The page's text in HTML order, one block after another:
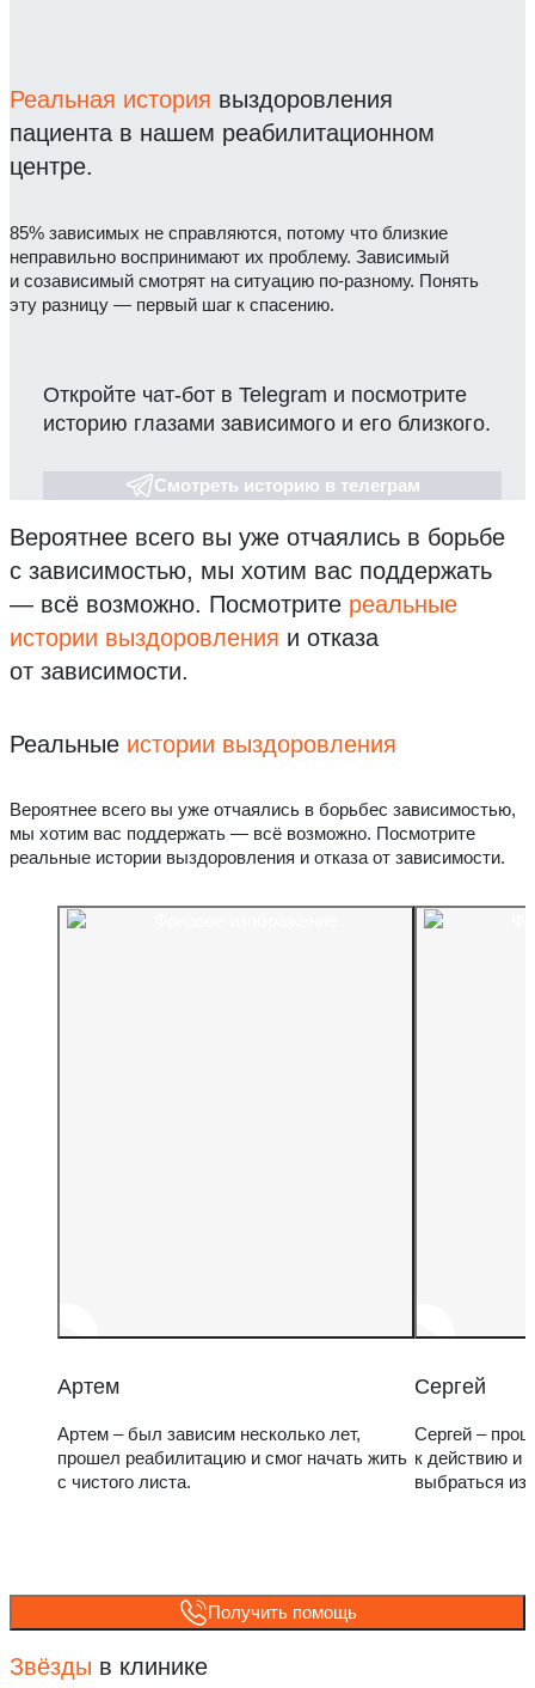
Реальная история выздоровления
пациента в нашем реабилитационном
центре.
85% зависимых не справляются, потому что близкие
неправильно воспринимают их проблему. Зависимый
и созависимый смотрят на ситуацию по-разному. Понять
эту разницу — первый шаг к спасению.
Откройте чат-бот в Telegram и посмотрите
историю глазами зависимого и его близкого.
Смотреть историю в телеграм
Вероятнее всего вы уже отчаялись в борьбе
с зависимостью, мы хотим вас поддержать
— всё возможно. Посмотрите реальные
истории выздоровления и отказа
от зависимости.
Реальные истории выздоровления
Вероятнее всего вы уже отчаялись в борьбес зависимостью,
мы хотим вас поддержать — всё возможно. Посмотрите
реальные истории выздоровления и отказа от зависимости.
Артем
Артем – был зависим несколько лет,
прошел реабилитацию и смог начать жить
с чистого листа.
Сергей
Сергей –
к действию и
выбраться из
Получить помощь
Звёзды в клинике